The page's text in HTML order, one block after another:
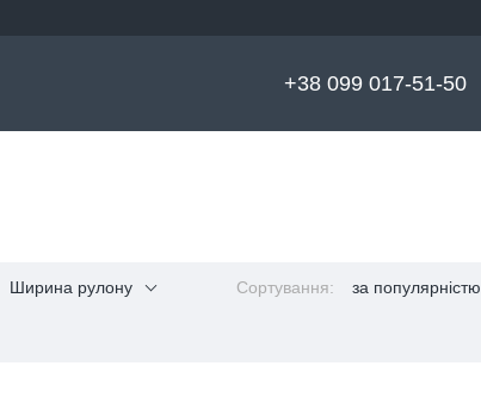
+38 099 017-51-50
Ширина рулону Сортування: за популярністю